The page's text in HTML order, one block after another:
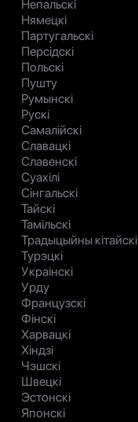
Непальскі
Нямецкі
Партугальскі
Персідскі
Польскі
Пушту
Румынскі
Рускі
Самалійскі
Славацкі
Славенскі
Суахілі
Сінгальскі
Тайскі
Тамільскі
Традыцыйны кітайскі
Турэцкі
Украінскі
Урду
Французскі
Фінскі
Харвацкі
Хіндзі
Чэшскі
Швецкі
Эстонскі
Японскі